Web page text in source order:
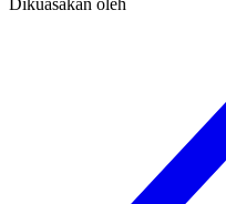
Dikuasakan oleh